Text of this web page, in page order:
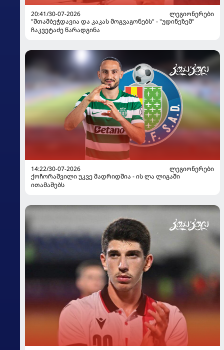
20:41/30-07-2026
ᲚᲔᲒᲘᲝᲜᲔᲠᲔᲑᲘ
"შთამბეჭდავია და კაკას მოგვაგონებს" - "უდინეზემ"
ჩაკვეტაძე წარადგინა
14:22/30-07-2026
ᲚᲔᲒᲘᲝᲜᲔᲠᲔᲑᲘ
ქოჩორაშვილი უკვე მადრიდშია - ის ლა ლიგაში
ითამაშებს